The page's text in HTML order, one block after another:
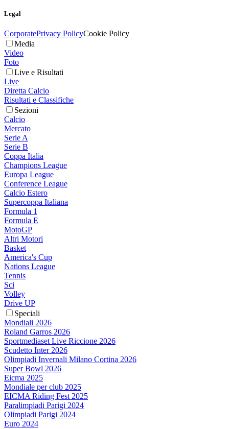
Legal
CorporatePrivacy PolicyCookie Policy
Media
Video
Foto
Live e Risultati
Live
Diretta Calcio
Risultati e Classifiche
Sezioni
Calcio
Mercato
Serie A
Serie B
Coppa Italia
Champions League
Europa League
Conference League
Calcio Estero
Supercoppa Italiana
Formula 1
Formula E
MotoGP
Altri Motori
Basket
America's Cup
Nations League
Tennis
Sci
Volley
Drive UP
Speciali
Mondiali 2026
Roland Garros 2026
Sportmediaset Live Riccione 2026
Scudetto Inter 2026
Olimpiadi Invernali Milano Cortina 2026
Super Bowl 2026
Eicma 2025
Mondiale per club 2025
EICMA Riding Fest 2025
Paralimpiadi Parigi 2024
Olimpiadi Parigi 2024
Euro 2024